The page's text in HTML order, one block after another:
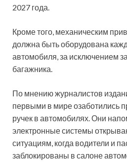
2027 года.
Кроме того, механическим
должна быть оборудована
автомобиля, за исключением
багажника.
По мнению журналистов
первыми в мире озаботились
ручек в автомобилях. Они
электронные системы
ситуациям, когда водители и
заблокированы в салоне